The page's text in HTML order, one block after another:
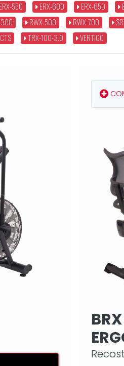
ERX-550 ERX-600 ERX-650
300 RWX-500 RWX-700
TRX-100-3.0 VERTIGO